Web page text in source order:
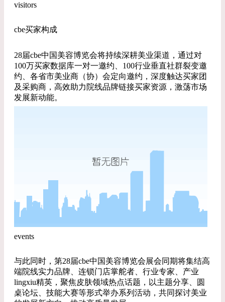
visitors
cbe买家构成
28届cbe中国美容博览会将持续深耕美业渠道，通过对
100万买家数据库一对一邀约、100行业垂直社群裂变邀
约、各省市美业商（协）会定向邀约，深度触达买家团
及采购商，高效助力院线品牌链接买家资源，激荡市场
发展新动能。
events
与此同时，第28届cbe中国美容博览会展会同期将集结高
端院线实力品牌、连锁门店掌舵者、行业专家、产业
lingxiu精英，聚焦皮肤领域热点话题，以主题分享、圆
桌论坛、技能大赛等形式举办系列活动，共同探讨美业